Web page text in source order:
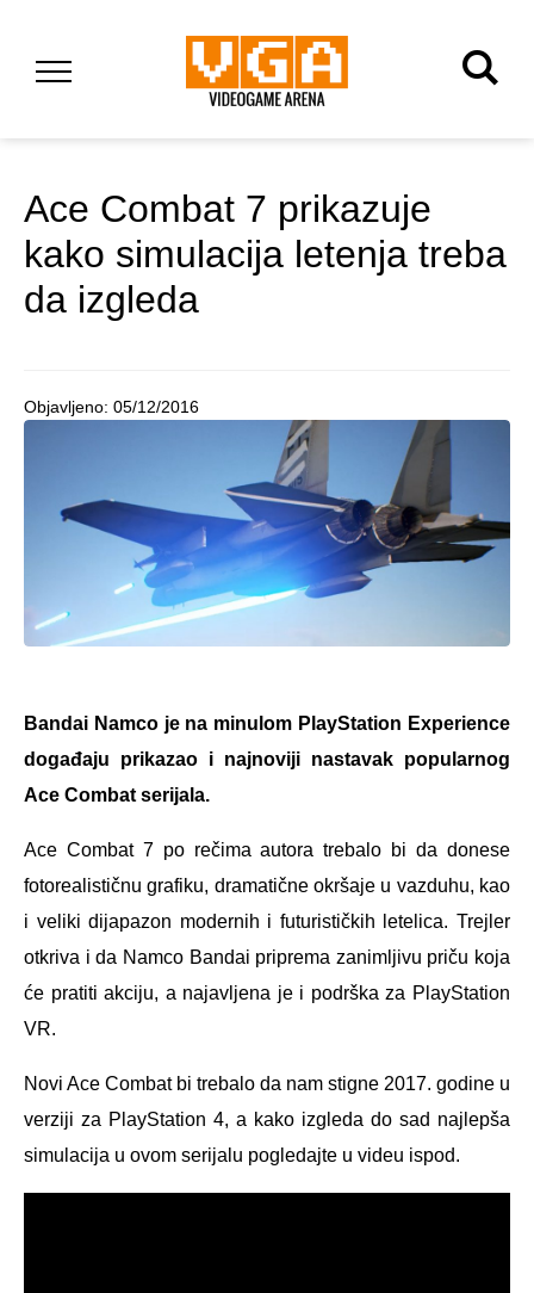
Ace Combat 7 prikazuje
kako simulacija letenja treba
da izgleda
Objavljeno: 05/12/2016
Bandai Namco je na minulom PlayStation Experience
događaju prikazao i najnoviji nastavak popularnog
Ace Combat serijala.
Ace Combat 7 po rečima autora trebalo bi da donese
fotorealističnu grafiku, dramatične okršaje u vazduhu, kao
i veliki dijapazon modernih i futurističkih letelica. Trejler
otkriva i da Namco Bandai priprema zanimljivu priču koja
će pratiti akciju, a najavljena je i podrška za PlayStation
VR.
Novi Ace Combat bi trebalo da nam stigne 2017. godine u
verziji za PlayStation 4, a kako izgleda do sad najlepša
simulacija u ovom serijalu pogledajte u videu ispod.